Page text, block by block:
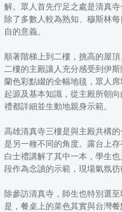
解。眾人首先佇足之處是清真
除了多數人較為熟知、穆斯林
自的意義。
順著階梯上到二樓，挑高的屋
二樓的主殿讓人充分感受到伊
蘭色彩點綴的全幅地毯，眾人
起源及基本知識，從主殿所朝
禮都詳細並生動地親身示範。
高雄清真寺三樓是與主殿共構
是另一種不同的角度。露台上
白士禮講解了其中一本，學生
段作為念讀的示範，現場氣氛
除參訪清真寺，師生也特別選
是，餐桌上的菜色其實與台灣